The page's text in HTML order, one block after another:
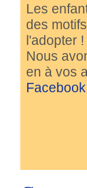
Les
des
l'adopter !
Nous
en à vos
Facebook